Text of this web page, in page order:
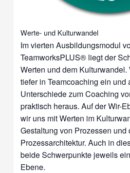
Werte- und Kulturwandel
Im vierten Ausbildungsmodul
TeamworksPLUS® liegt der
Werten und dem
tiefer in Teamcoaching ein und
Unterschiede zum Coaching
praktisch heraus. Auf der Wir-
wir uns mit Werten im
Gestaltung von Prozessen
Prozessarchitektur. Auch in
beide Schwerpunkte jeweils
Ebene.